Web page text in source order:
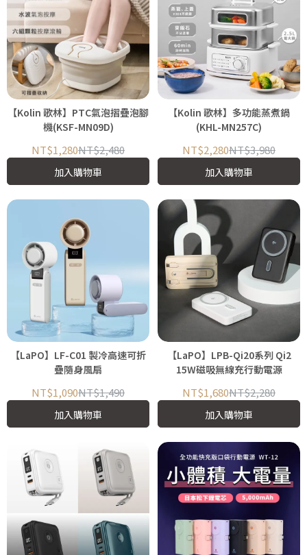
【Kolin 歌林】PTC氣泡摺疊泡腳
機(KSF-MN09D)
NT$1,280NT$2,480
加入購物車
【Kolin 歌林】多功能蒸煮鍋
(KHL-MN257C)
NT$2,280NT$3,980
加入購物車
【LaPO】LF-C01 製冷高速可折
疊隨身風扇
NT$1,090NT$1,490
加入購物車
【LaPO】LPB-Qi20系列 Qi2
15W磁吸無線充行動電源
NT$1,680NT$2,280
加入購物車